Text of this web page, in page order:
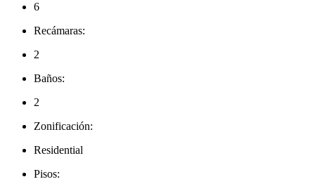
6
Recámaras:
2
Baños:
2
Zonificación:
Residential
Pisos: